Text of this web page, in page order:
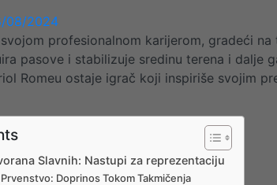
08/2024
profesionalnom karijerom, gradeći
pasove i stabilizuje sredinu terena i dalje
Romeu ostaje igrač koji inspiriše svojim
Slavnih: Nastupi za reprezentaciju
Doprinos Tokom Takmičenja